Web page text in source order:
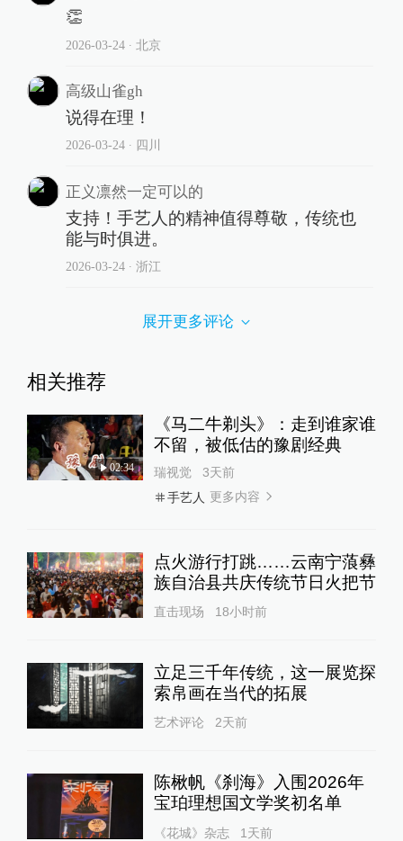
👏
2026-03-24∙ 北京
高级山雀gh
说得在理！
2026-03-24∙ 四川
正义凛然一定可以的
支持！手艺人的精神值得尊敬，传统也
能与时俱进。
2026-03-24∙ 浙江
展开更多评论
相关推荐
02:34
《马二牛剃头》：走到谁家谁
不留，被低估的豫剧经典
瑞视觉
3天前
手艺人 更多内容
点火游行打跳……云南宁蒗彝
族自治县共庆传统节日火把节
直击现场 18小时前
立足三千年传统，这一展览探
索帛画在当代的拓展
艺术评论 2天前
陈楸帆《刹海》入围2026年
宝珀理想国文学奖初名单
《花城》杂志 1天前